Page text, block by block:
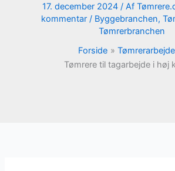
17. december 2024 / Af
kommentar / Byggebranchen,
Tømrerbranchen
Forside
Tømrerarbejde
Tømrere til tagarbejde i høj